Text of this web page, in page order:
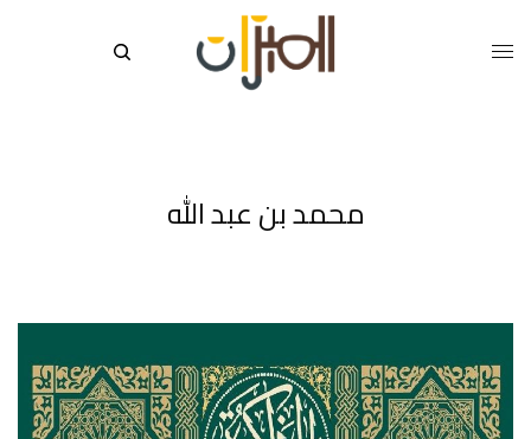
محمد بن عبد الله